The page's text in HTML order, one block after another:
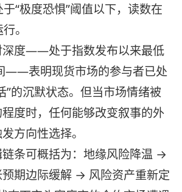
“极度恐惧”阈值以下，读数在
。
深度——处于指数发布以来最低
——表明现货市场的参与者已处
”的沉默状态。但当市场情绪被
度时，任何能够改变叙事的外
方向性选择。
条可概括为：地缘风险降温 →
期边际缓解 → 风险资产重新定